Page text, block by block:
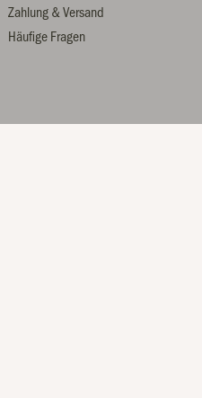
Zahlung & Versand
Häufige Fragen